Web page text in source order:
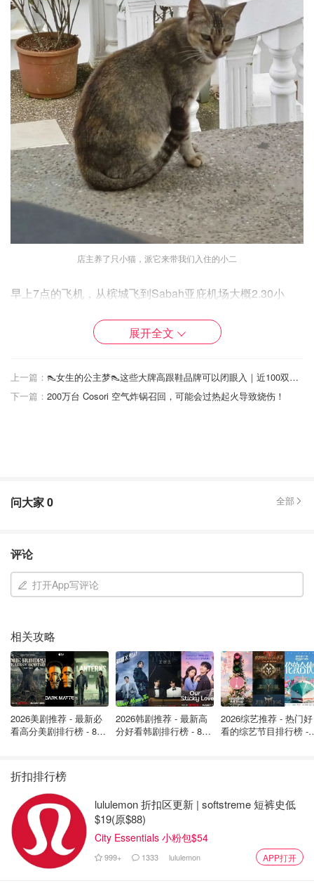
店主养了只小猫，派它来带我们入住的小二
早上7点的飞机，从槟城飞到Sabah亚庇机场大概2.30小
后，他便驾驶过来机场留下钥匙给我就离开了，（记得钥匙
收下要立刻检查车有没有刮伤、损坏，不然还的时候就有麻
时，所以先开车去解决肚子的问题先。
到达目的地大概3点左右，入住后才知道商店几乎在6点后就
息打博克。忘了评价那间餐厅，菜肴算不错。在冷又休闲的
山上吃一顿煮炒是件不错的事。
https://youtu.be/D-oIU0GlmwQ
视频嵌入
展开全文
上一篇：
👠女生的公主梦👠这些大牌高跟鞋品牌可以闭眼入｜近100双高跟鞋合集
下一篇： 200万台 Cosori 空气炸锅召回，可能会过热起火导致烧伤！
问大家0 全部
评论
打开App写评论
相关攻略
2026美剧推荐 - 最新必
看高分美剧排行榜 - 8月
2026韩剧推荐 - 最新高
分好看韩剧排行榜 - 8月
2026综艺推荐 - 热门好
看的综艺节目排行榜 -
折扣排行榜
lululemon 折扣区更新 | softstreme 短裤史低
$19(原$88)
City Essentials 小粉包$54
999+ 1333 lululemon APP打开